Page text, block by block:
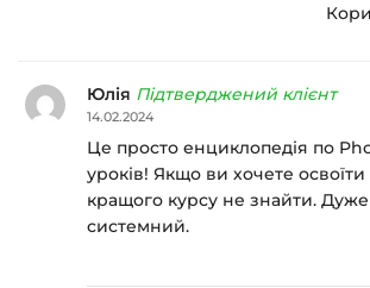
Юлія Підтверджений клієнт
14.02.2024
Це просто енциклопедія по
уроків! Якщо ви хочете
кращого курсу не знайти.
системний.